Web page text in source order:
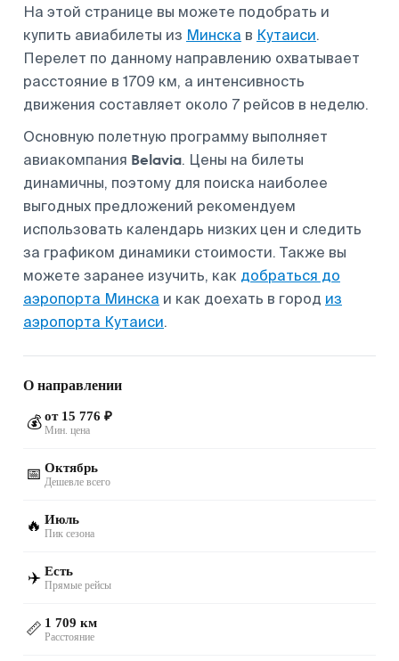
На этой странице вы можете подобрать и
купить авиабилеты из Минска в Кутаиси.
Перелет по данному направлению охватывает
расстояние в 1709 км, а интенсивность
движения составляет около 7 рейсов в неделю.
Основную полетную программу выполняет
авиакомпания Belavia. Цены на билеты
динамичны, поэтому для поиска наиболее
выгодных предложений рекомендуем
использовать календарь низких цен и следить
за графиком динамики стоимости. Также вы
можете заранее изучить, как добраться до
аэропорта Минска и как доехать в город из
аэропорта Кутаиси.
О направлении
💰 от 15 776 ₽
Мин. цена
📅 Октябрь
Дешевле всего
🔥 Июль
Пик сезона
✈️ Есть
Прямые рейсы
📏 1 709 км
Расстояние